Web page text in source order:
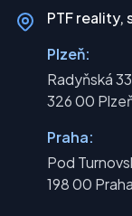
PTF reality,
Plzeň:
Radyňská 33
326 00
Praha:
Pod
198 00 Praha